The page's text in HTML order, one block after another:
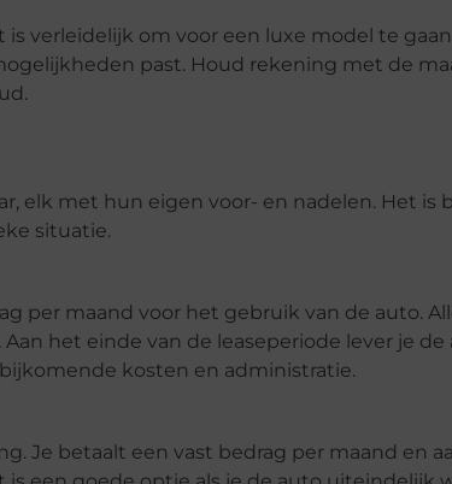
verleidelijk om voor een luxe model te
past. Houd rekening met de
elk met hun eigen voor- en nadelen. Het is
situatie.
per maand voor het gebruik van de auto.
het einde van de leaseperiode lever je
kosten en administratie.
Je betaalt een vast bedrag per maand en